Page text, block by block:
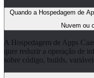
Quando a Hospedagem de
Nuvem ou
A Hospedagem de Apps
quer reduzir a operação de
sobre código, builds,